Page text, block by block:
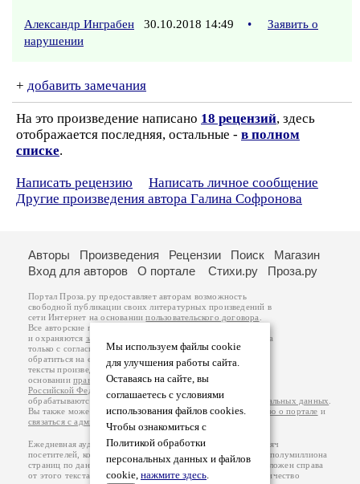
Александр Инграбен 30.10.2018 14:49 •
Заявить о
нарушении
+ добавить замечания
На это произведение написано 18 рецензий, здесь
отображается последняя, остальные - в полном
списке.
Написать рецензию
Написать личное сообщение
Другие произведения автора Галина Софронова
Мы используем файлы cookie
для улучшения работы сайта.
Оставаясь на сайте, вы
соглашаетесь с условиями
использования файлов cookies.
Чтобы ознакомиться с
Политикой обработки
персональных данных и файлов
cookie, нажмите здесь.
Авторы Произведения Рецензии Поиск
Магазин
Вход для авторов
О портале Стихи.ру Проза.ру
Портал Проза.ру предоставляет авторам возможность
свободной публикации своих литературных произведений в
сети Интернет на основаниипользовательского договора
Все авторские права на произведения принадлежат авторам
и охраняются законом
. Перепечатка произведений возможна
только с согласия его автора, к которому вы можете
обратиться на его авторской странице. Ответственность за
тексты произведений авторы несут самостоятельно на
основанииправил публикацииизаконодательства
Российской Федерации
обрабатываются на основанииПолитики обработки персональных данных
Вы также можете посмотреть более подробнуюинформацию о портале и
связаться с администрацией
Ежедневная аудитория портала Проза.ру – порядка 100 тысяч
посетителей, которые в общей сумме просматривают более полумиллиона
страниц по данным счетчика посещаемости, который расположен справа
от этого текста. В каждой графе указано по две цифры: количество